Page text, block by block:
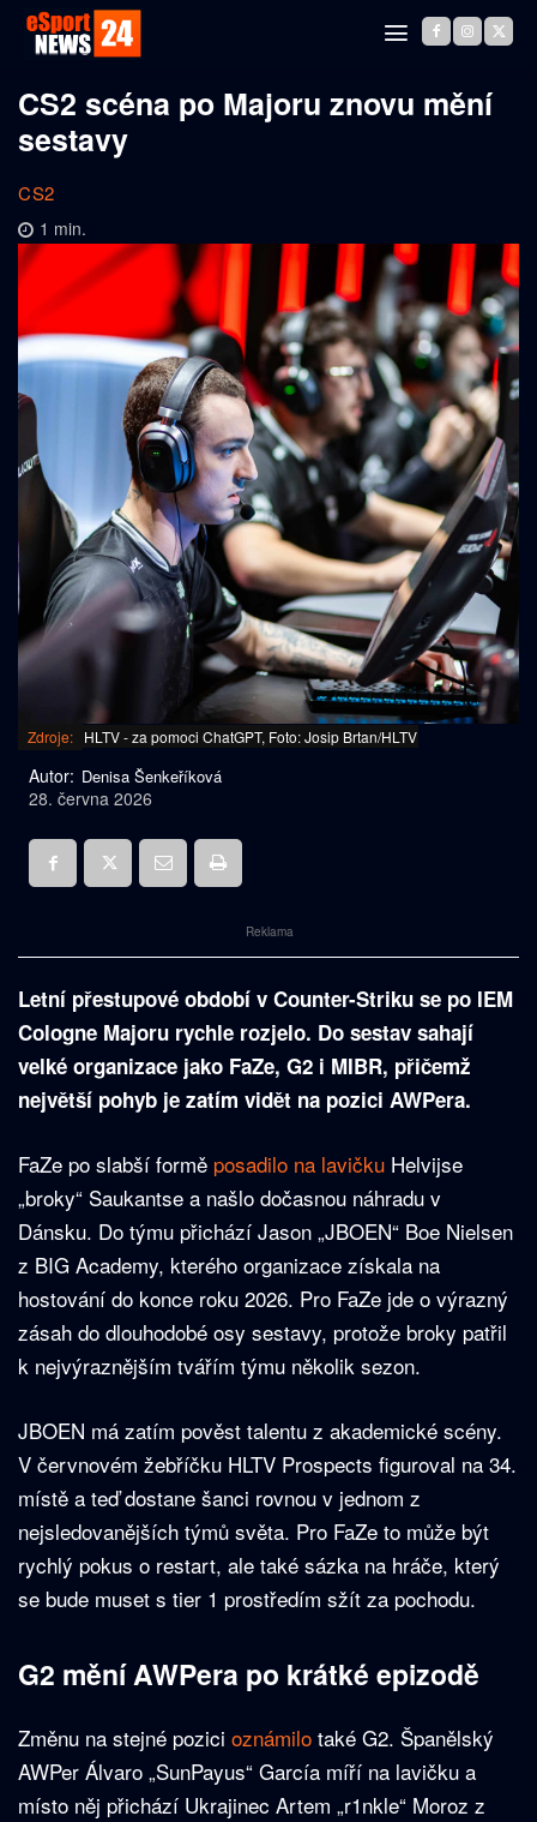
CS2 scéna po Majoru znovu mění
sestavy
CS2
1 min.
Zdroje: HLTV - za pomoci ChatGPT, Foto: Josip Brtan/HLTV
Autor: Denisa Šenkeříková
28. června 2026
Reklama
Letní přestupové období v Counter-Striku se po IEM
Cologne Majoru rychle rozjelo. Do sestav sahají
velké organizace jako FaZe, G2 i MIBR, přičemž
největší pohyb je zatím vidět na pozici AWPera.
FaZe po slabší formě posadilo na lavičku Helvijse
„broky“ Saukantse a našlo dočasnou náhradu v
Dánsku. Do týmu přichází Jason „JBOEN“ Boe Nielsen
z BIG Academy, kterého organizace získala na
hostování do konce roku 2026. Pro FaZe jde o výrazný
zásah do dlouhodobé osy sestavy, protože broky patřil
k nejvýraznějším tvářím týmu několik sezon.
JBOEN má zatím pověst talentu z akademické scény.
V červnovém žebříčku HLTV Prospects figuroval na 34.
místě a teď dostane šanci rovnou v jednom z
nejsledovanějších týmů světa. Pro FaZe to může být
rychlý pokus o restart, ale také sázka na hráče, který
se bude muset s tier 1 prostředím sžít za pochodu.
G2 mění AWPera po krátké epizodě
Změnu na stejné pozici oznámilo také G2. Španělský
AWPer Álvaro „SunPayus“ García míří na lavičku a
místo něj přichází Ukrajinec Artem „r1nkle“ Moroz z